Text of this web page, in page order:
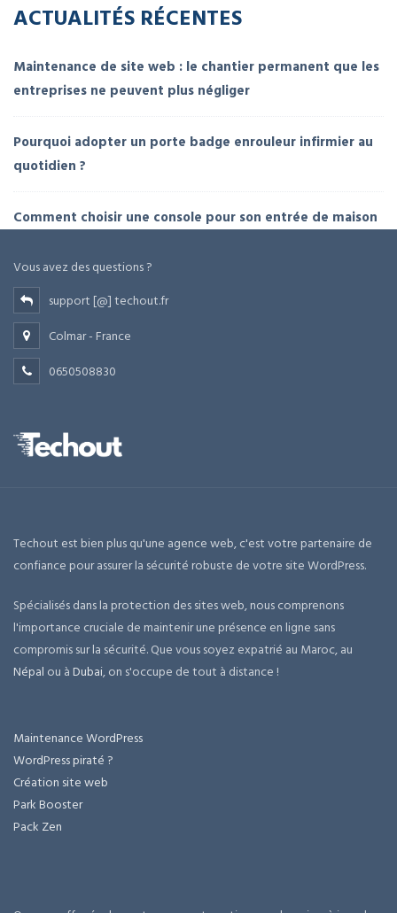
ACTUALITÉS RÉCENTES
Maintenance de site web : le chantier permanent que les
entreprises ne peuvent plus négliger
Pourquoi adopter un porte badge enrouleur infirmier au
quotidien ?
Comment choisir une console pour son entrée de maison
Vous avez des questions ?
support [@] techout.fr
Colmar - France
0650508830
Techout est bien plus qu'une agence web, c'est votre partenaire de
confiance pour assurer la sécurité robuste de votre site WordPress.
Spécialisés dans la protection des sites web, nous comprenons
l'importance cruciale de maintenir une présence en ligne sans
compromis sur la sécurité. Que vous soyez expatrié au Maroc, au
Népal ou àDubai, on s'occupe de tout à distance !
Maintenance WordPress
WordPress piraté ?
Création site web
Park Booster
Pack Zen